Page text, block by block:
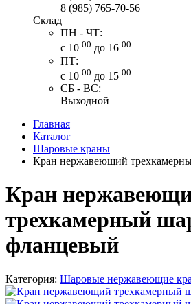
8 (985) 765-70-56
Склад
ПН - ЧТ:
с 10 00 до 16 00
ПТ:
с 10 00 до 15 00
СБ - ВС:
Выходной
Главная
Каталог
Шаровые краны
Кран нержавеющий
Кран
трехкамерный
фланцевый
Категория: Шаровые нержавеющие